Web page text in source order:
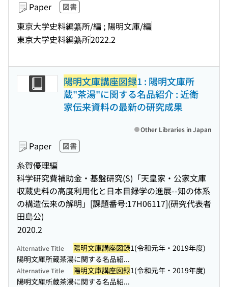
Paper 図書
東京大学史料編纂所/編 ; 陽明文庫/編
東京大学史料編纂所2022.2
陽明文庫講座図録1 : 陽明文庫所
蔵"茶湯"に関する名品紹介 : 近衛
家伝来資料の最新の研究成果
Paper 図書
糸賀優理編
科学研究費補助金・基盤研究(S)「天皇家・公家文庫
収蔵史料の高度利用化と日本目録学の進展--知の体系
の構造伝来の解明」[課題番号:17H06117](研究代表者
田島公)
2020.2
Other Libraries in Japan
Alternative Title 陽明文庫講座図録1(令和元年・2019年度)
陽明文庫所蔵茶湯に関する名品紹...
Alternative Title 陽明文庫講座図録1(令和元年・2019年度)
陽明文庫所蔵茶湯に関する名品紹...